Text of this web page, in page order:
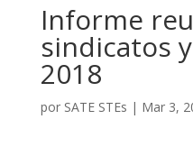
Informe
sindicatos
2018
por SATE STEs | Mar 3,